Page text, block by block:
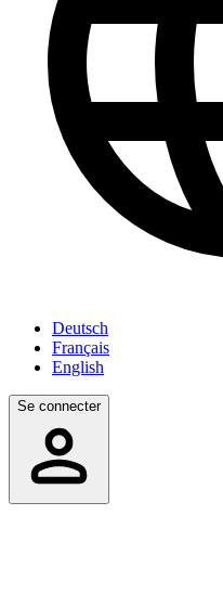
Deutsch
Français
English
Se connecter